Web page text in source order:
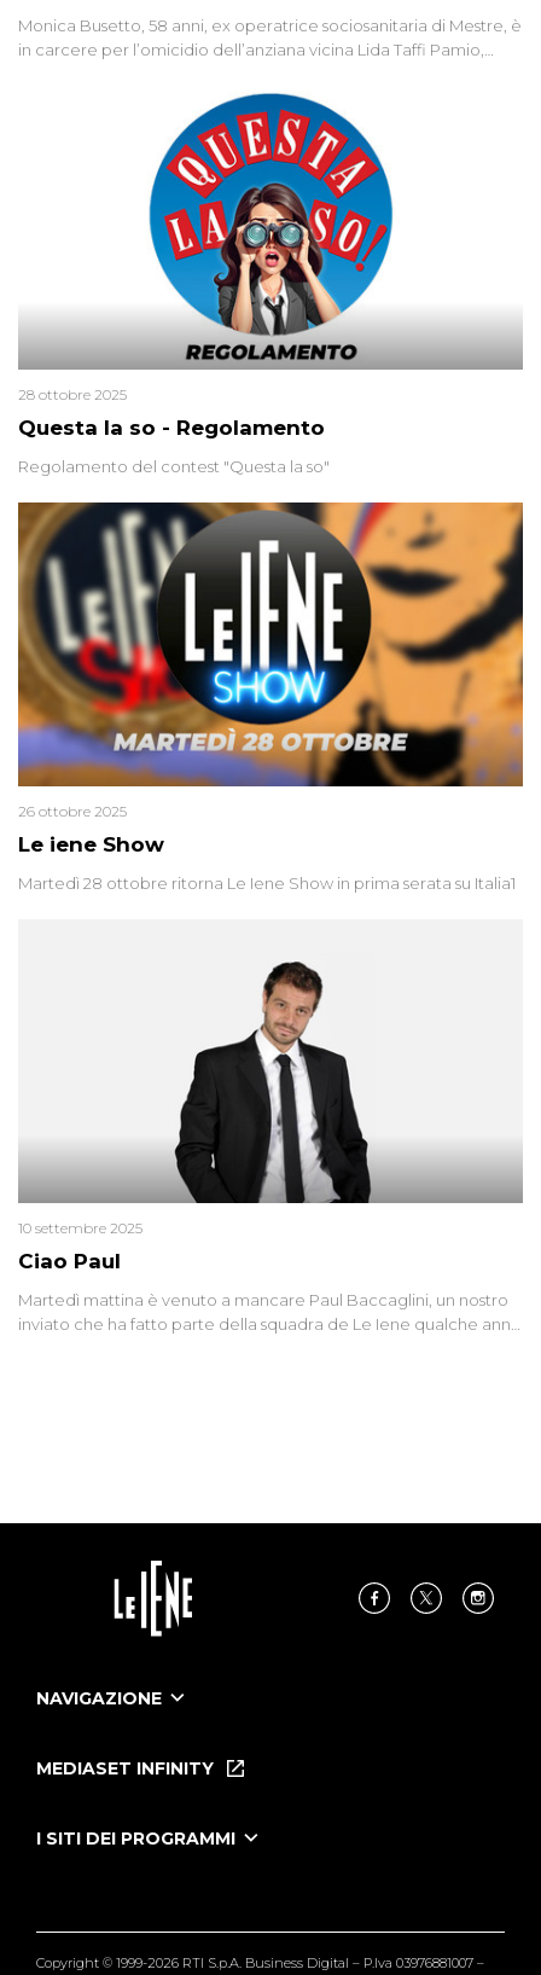
Monica Busetto, 58 anni, ex operatrice sociosanitaria di Mestre, è
in carcere per l’omicidio dell’anziana vicina Lida Taffi Pamio,
minuscola su una collanina, Monica si proclama innocente. Nel
2015 un’altra donna confessa lo stesso delitto, poi ritratta. Due
colpevoli per un solo omicidio: errore giudiziario o giustizia
Questa la so - Regolamento
28 ottobre 2025
Regolamento del contest "Questa la so"
Le iene Show
26 ottobre 2025
Martedì 28 ottobre ritorna Le Iene Show in prima serata su Italia1
Ciao Paul
10 settembre 2025
Martedì mattina è venuto a mancare Paul Baccaglini, un nostro
inviato che ha fatto parte della squadra de Le Iene qualche anno
NAVIGAZIONE
Le Iene Presentano Inside
Tutti i servizi
MEDIASET INFINITY
I SITI DEI PROGRAMMI
Copyright © 1999-2026 RTI S.p.A. Business Digital – P.Iva 03976881007 –